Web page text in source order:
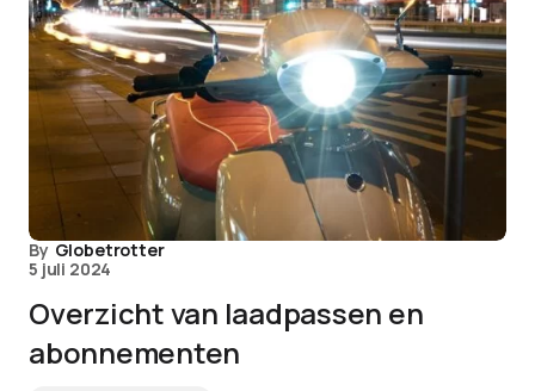
By Globetrotter
5 juli 2024
Overzicht van laadpassen en
abonnementen